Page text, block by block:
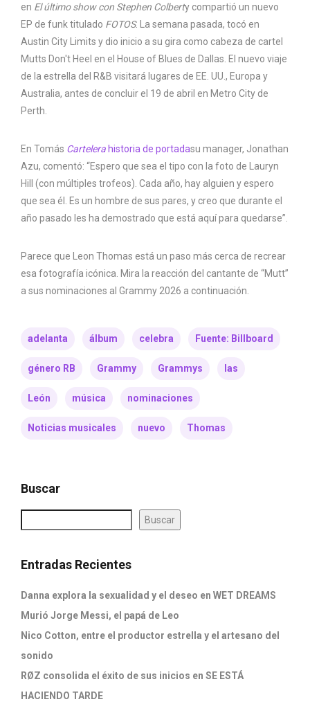
en El último show con Stephen Colberty compartió un nuevo
EP de funk titulado FOTOS. La semana pasada, tocó en
Austin City Limits y dio inicio a su gira como cabeza de cartel
Mutts Don't Heel en el House of Blues de Dallas. El nuevo viaje
de la estrella del R&B visitará lugares de EE. UU., Europa y
Australia, antes de concluir el 19 de abril en Metro City de
Perth.
En Tomás Cartelera historia de portadasu manager, Jonathan
Azu, comentó: “Espero que sea el tipo con la foto de Lauryn
Hill (con múltiples trofeos). Cada año, hay alguien y espero
que sea él. Es un hombre de sus pares, y creo que durante el
año pasado les ha demostrado que está aquí para quedarse”.
Parece que Leon Thomas está un paso más cerca de recrear
esa fotografía icónica. Mira la reacción del cantante de “Mutt”
a sus nominaciones al Grammy 2026 a continuación.
adelanta álbum celebra Fuente: Billboard
género RB Grammy Grammys las
León música nominaciones
Noticias musicales nuevo Thomas
Buscar
Buscar
Entradas Recientes
Danna explora la sexualidad y el deseo en WET DREAMS
Murió Jorge Messi, el papá de Leo
Nico Cotton, entre el productor estrella y el artesano del
sonido
RØZ consolida el éxito de sus inicios en SE ESTÁ
HACIENDO TARDE